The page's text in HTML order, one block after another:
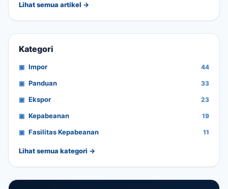
Lihat semua artikel →
Kategori
Impor 44
Panduan 33
Ekspor 23
Kepabeanan 19
Fasilitas Kepabeanan 11
Lihat semua kategori →